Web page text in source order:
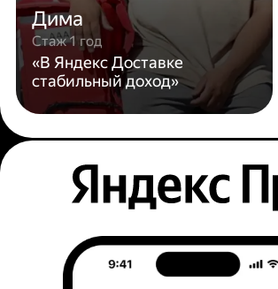
Дима
Стаж 1 год
«В Яндекс Доставке
стабильный доход»